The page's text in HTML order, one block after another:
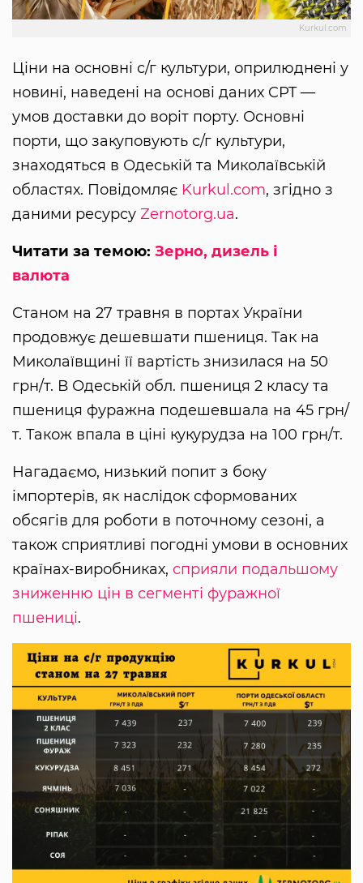
Kurkul.com
Ціни на основні с/г культури, оприлюднені у
новині, наведені на основі даних CPT —
умов доставки до воріт порту. Основні
порти, що закуповують с/г культури,
знаходяться в Одеській та Миколаївській
областях. Повідомляє Kurkul.com, згідно з
даними ресурсу Zernotorg.ua.
Читати за темою: Зерно, дизель і
валюта
Станом на 27 травня в портах України
продовжує дешевшати пшениця. Так на
Миколаївщині її вартість знизилася на 50
грн/т. В Одеській обл. пшениця 2 класу та
пшениця фуражна подешевшала на 45 грн/
т. Також впала в ціні кукурудза на 100 грн/т.
Нагадаємо, низький попит з боку
імпортерів, як наслідок сформованих
обсягів для роботи в поточному сезоні, а
також сприятливі погодні умови в основних
країнах-виробниках, сприяли подальшому
зниженню цін в сегменті фуражної
пшениці.